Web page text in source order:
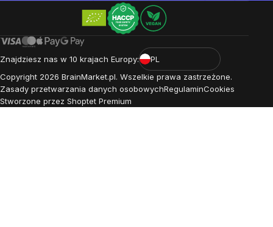
Znajdziesz nas w 10 krajach Europy:
PL
Copyright 2026 BrainMarket.pl. Wszelkie prawa zastrzeżone.
Zasady przetwarzania danych osobowychRegulaminCookies
Stworzone przez Shoptet Premium